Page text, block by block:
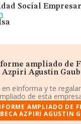
Social
ampliado de
Azpiri Agustin
en eInforma y te
de esta
AMPLIADO DE
AZPIRI AGUSTIN